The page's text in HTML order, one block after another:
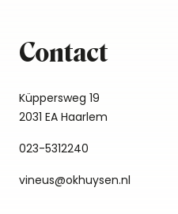
Contact
Küppersweg 19
2031 EA Haarlem
023-5312240
vineus@okhuysen.nl